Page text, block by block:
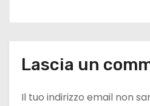
Lascia un
Il tuo indirizzo email non